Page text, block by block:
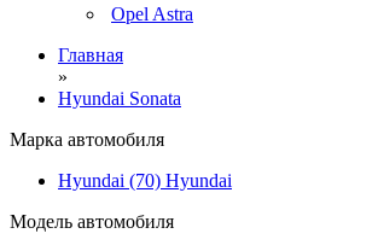
Opel Astra
Главная
»
Hyundai Sonata
Марка автомобиля
Hyundai (70) Hyundai
Модель автомобиля